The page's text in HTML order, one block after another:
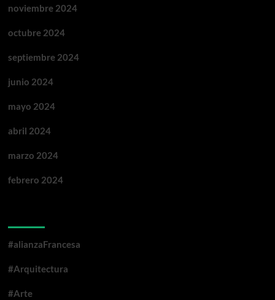
noviembre 2024
octubre 2024
septiembre 2024
junio 2024
mayo 2024
abril 2024
marzo 2024
febrero 2024
#alianzaFrancesa
#Arquitectura
#Arte